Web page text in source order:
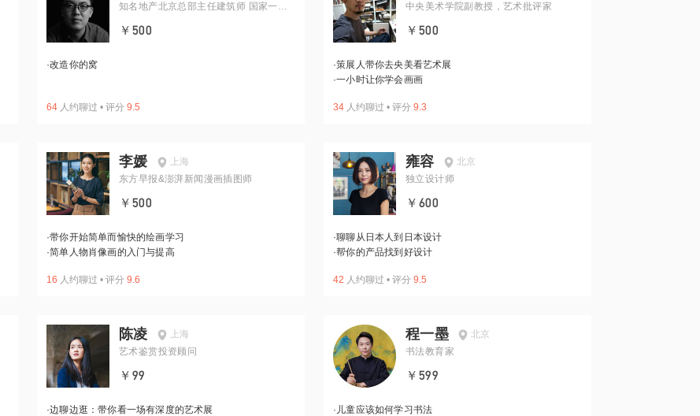
知名地产北京总部主任建筑师 国家一级
￥500
·改造你的窝
64 人约聊过 • 评分 9.5
中央美术学院副教授，艺术批评家
￥500
·策展人带你去央美看艺术展
·一小时让你学会画画
34 人约聊过 • 评分 9.3
李媛
上海
东方早报&澎湃新闻漫画插图师
￥500
·带你开始简单而愉快的绘画学习
·简单人物肖像画的入门与提高
16 人约聊过 • 评分 9.6
雍容
北京
独立设计师
￥600
·聊聊从日本人到日本设计
·帮你的产品找到好设计
42 人约聊过 • 评分 9.5
陈凌
上海
艺术鉴赏投资顾问
￥99
·边聊边逛：带你看一场有深度的艺术展
程一墨
北京
书法教育家
￥599
· 儿童应该如何学习书法